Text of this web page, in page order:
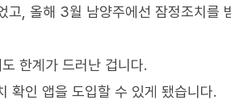
고, 올해 3월 남양주에선 잠정조치를
한계가 드러난 겁니다.
확인 앱을 도입할 수 있게 됐습니다.